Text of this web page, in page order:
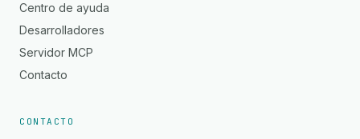
Centro de ayuda
Desarrolladores
Servidor MCP
Contacto
CONTACTO